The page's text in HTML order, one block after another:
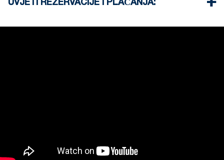
UVJETI REZERVACIJE I PLAĆANJA:
potrebno ga je potvrditi prilikom rezervacije.